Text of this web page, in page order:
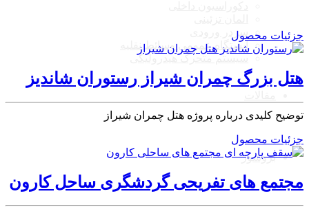
سردر ورودی
ایستگاه عمومی وسائط نقلیه
سیستم متحرک هیدرولیکی
بروشور
جزئیات محصول
هتل بزرگ چمران شیراز رستوران شاندیز
توضیح کلیدی درباره پروژه هتل چمران شیراز
جزئیات محصول
مجتمع های تفریحی گردشگری ساحل کارون